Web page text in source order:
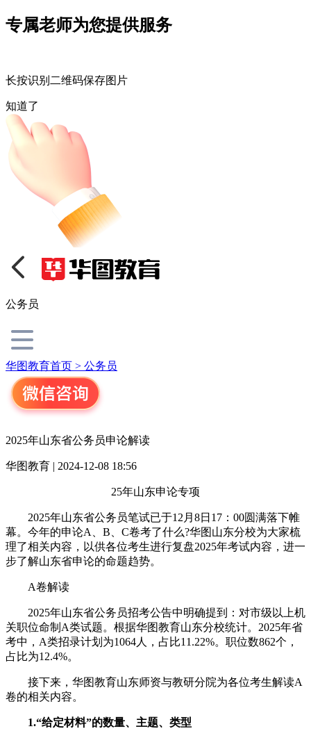
专属老师为您提供服务
长按识别二维码保存图片
知道了
公务员
华图教育首页 > 公务员
2025年山东省公务员申论解读
华图教育 | 2024-12-08 18:56
25年山东申论专项
2025年山东省公务员笔试已于12月8日17：00圆满落下帷
幕。今年的申论A、B、C卷考了什么?华图山东分校为大家梳
理了相关内容，以供各位考生进行复盘2025年考试内容，进一
步了解山东省申论的命题趋势。
A卷解读
2025年山东省公务员招考公告中明确提到：对市级以上机
关职位命制A类试题。根据华图教育山东分校统计。2025年省
考中，A类招录计划为1064人，占比11.22%。职位数862个，
占比为12.4%。
接下来，华图教育山东师资与教研分院为各位考生解读A
卷的相关内容。
1.“给定材料”的数量、主题、类型